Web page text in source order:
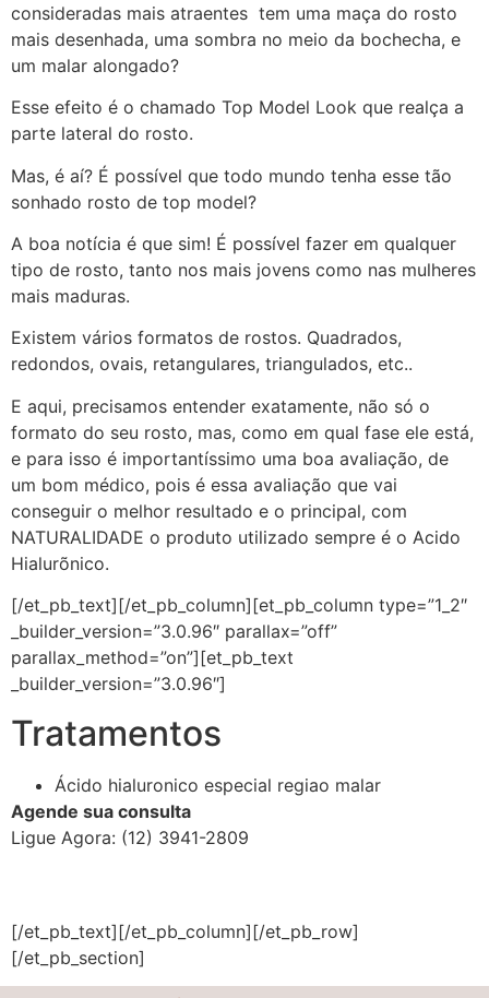
consideradas mais atraentes tem uma maça do rosto
mais desenhada, uma sombra no meio da bochecha, e
um malar alongado?
Esse efeito é o chamado Top Model Look que realça a
parte lateral do rosto.
Mas, é aí? É possível que todo mundo tenha esse tão
sonhado rosto de top model?
A boa notícia é que sim! É possível fazer em qualquer
tipo de rosto, tanto nos mais jovens como nas mulheres
mais maduras.
Existem vários formatos de rostos. Quadrados,
redondos, ovais, retangulares, triangulados, etc..
E aqui, precisamos entender exatamente, não só o
formato do seu rosto, mas, como em qual fase ele está,
e para isso é importantíssimo uma boa avaliação, de
um bom médico, pois é essa avaliação que vai
conseguir o melhor resultado e o principal, com
NATURALIDADE o produto utilizado sempre é o Acido
Hialurõnico.
[/et_pb_text][/et_pb_column][et_pb_column type=”1_2″
_builder_version=”3.0.96″ parallax=”off”
parallax_method=”on”][et_pb_text
_builder_version=”3.0.96″]
Tratamentos
Ácido hialuronico especial regiao malar
Agende sua consulta
Ligue Agora: (12) 3941-2809
[/et_pb_text][/et_pb_column][/et_pb_row]
[/et_pb_section]